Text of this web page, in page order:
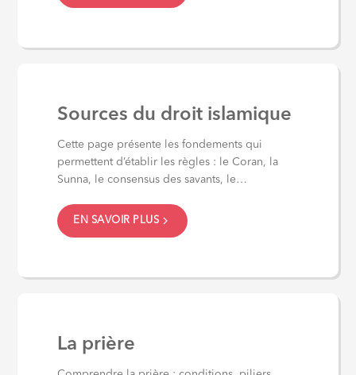
Sources du droit islamique
Cette page présente les fondements qui
permettent d’établir les règles : le Coran, la
Sunna, le consensus des savants, le
EN SAVOIR PLUS
La prière